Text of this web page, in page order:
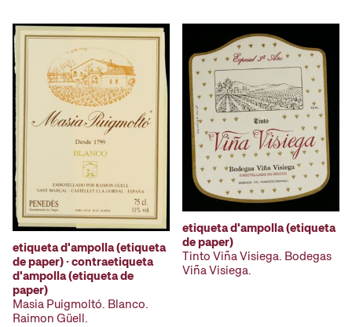
etiqueta d'ampolla (etiqueta
de paper) · contraetiqueta
d'ampolla (etiqueta de
paper)
Masia Puigmoltó. Blanco.
Raimon Güell.
etiqueta d'ampolla (etiqueta
de paper)
Tinto Viña Visiega. Bodegas
Viña Visiega.